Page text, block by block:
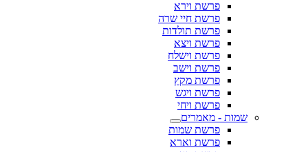
פרשת וירא
פרשת חיי שרה
פרשת תולדות
פרשת ויצא
פרשת וישלח
פרשת וישב
פרשת מקץ
פרשת ויגש
פרשת ויחי
שמות - מאמרים
פרשת שמות
פרשת וארא